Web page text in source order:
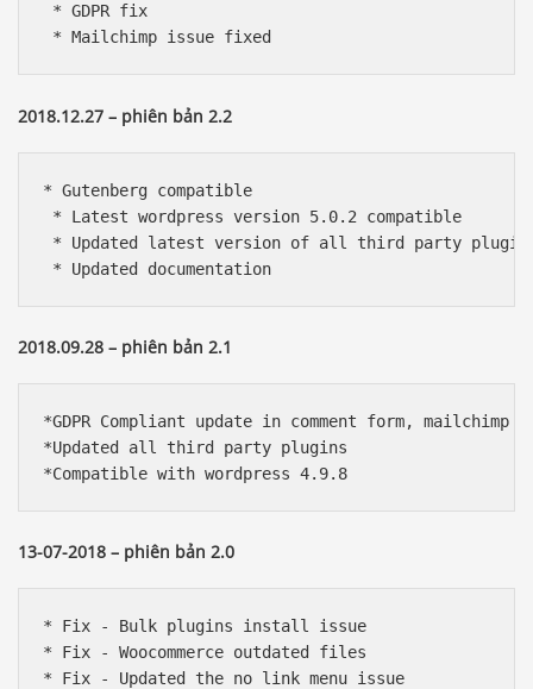
* GDPR fix
* Mailchimp issue fixed
2018.12.27 – phiên bản 2.2
* Gutenberg compatible
* Latest wordpress version 5.0.2 compatible
* Updated latest version of all third party
* Updated documentation
2018.09.28 – phiên bản 2.1
*GDPR Compliant update in comment form, mailchimp
*Updated all third party plugins
*Compatible with wordpress 4.9.8
13-07-2018 – phiên bản 2.0
* Fix - Bulk plugins install issue
* Fix - Woocommerce outdated files
* Fix - Updated the no link menu issue